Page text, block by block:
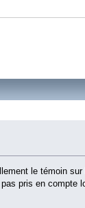
le témoin
pris en compte